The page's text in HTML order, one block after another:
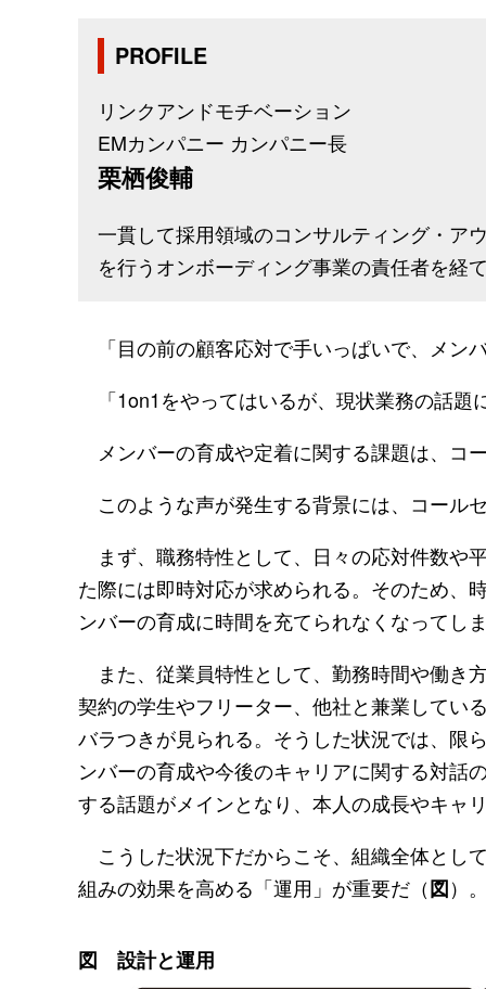
PROFILE
リンクアンドモチベーション
EMカンパニー カンパニー長
栗栖俊輔
一貫して採用領域のコンサルティング・ア
を行うオンボーディング事業の責任者を経
「目の前の顧客応対で手いっぱいで、メン
「1on1をやってはいるが、現状業務の話題
メンバーの育成や定着に関する課題は、コ
このような声が発生する背景には、コール
まず、職務特性として、日々の応対件数や
た際には即時対応が求められる。そのため、
ンバーの育成に時間を充てられなくなってし
また、従業員特性として、勤務時間や働き
契約の学生やフリーター、他社と兼業してい
バラつきが見られる。そうした状況では、限
ンバーの育成や今後のキャリアに関する対話
する話題がメインとなり、本人の成長やキャ
こうした状況下だからこそ、組織全体とし
組みの効果を高める「運用」が重要だ（図）
図 設計と運用